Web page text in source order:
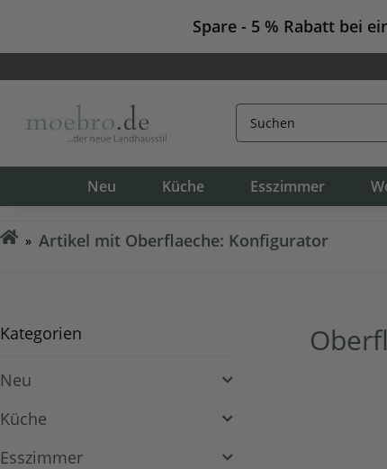
Spare - 5 % Rabatt bei
Neu Küche Esszimmer
Artikel mit Oberflaeche: Konfigurator
Kategorien
Neu
Küche
Esszimmer